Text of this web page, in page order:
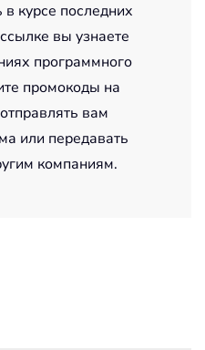
курсе последних
вы узнаете
программного
промокоды на
вам
или передавать
компаниям.